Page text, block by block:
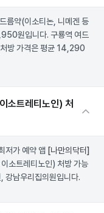
름약(이소티논, 니메겐 등
원입니다. 구룡역 여드
방 가격은 평균 14,290
소트레티노인) 처
저가 예약 앱 [나만의닥터]
소트레티노인) 처방 가능
강남우리집의원입니다.